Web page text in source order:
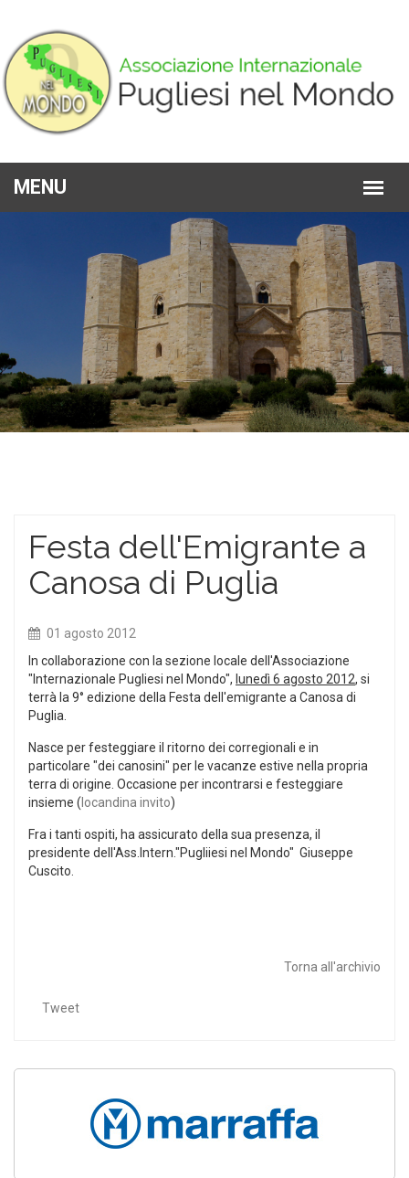
Festa dell'Emigrante a
Canosa di Puglia
01 agosto 2012
In collaborazione con la sezione locale dell'Associazione
"Internazionale Pugliesi nel Mondo", lunedì 6 agosto 2012, si
terrà la 9° edizione della Festa dell'emigrante a Canosa di
Puglia.
Nasce per festeggiare il ritorno dei corregionali e in
particolare "dei canosini" per le vacanze estive nella propria
terra di origine. Occasione per incontrarsi e festeggiare
insieme ( locandina invito)
Fra i tanti ospiti, ha assicurato della sua presenza, il
presidente dell'Ass.Intern."Pugliiesi nel Mondo" Giuseppe
Cuscito.
Torna all'archivio
Tweet